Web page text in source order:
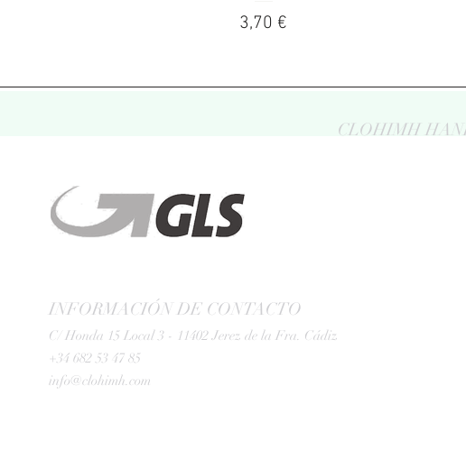
Precio
3,70 €
CLOHIMH
INFORMACIÓN DE CONTACTO
C/ Honda 15 Local 3 - 11402 Jerez de la Fra. Cádiz
+34 682 53 47 85
info@clohimh.com